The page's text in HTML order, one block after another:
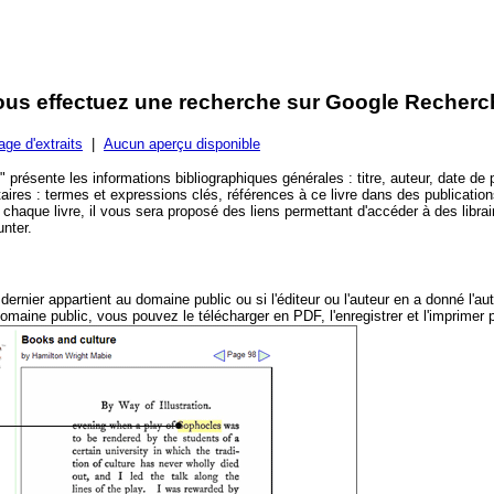
effectuez une recherche sur Google
d'extraits | Aucun aperçu disponible
les informations bibliographiques générales : titre, auteur, date
: termes et expressions clés, références à ce livre dans des
livre, il vous sera proposé des liens permettant d'accéder à des
appartient au domaine public ou si l'éditeur ou l'auteur en a donné
public, vous pouvez le télécharger en PDF, l'enregistrer et l'imprimer